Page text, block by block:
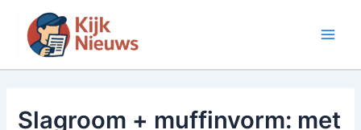
inhoud
Slagroom + muffinvorm: met